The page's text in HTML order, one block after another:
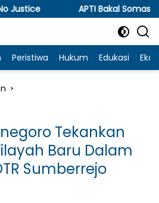
APTI Bakal Somasi dan Gugat
Peristiwa Hukum Edukasi
Tekankan
Baru Dalam
Sumberrejo